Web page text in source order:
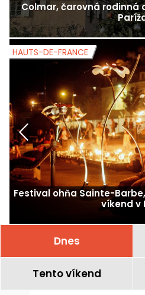
Colmar, čarovná rodinná
Festival ohňa Sainte-
víkend v
HAUTS-DE-FRANCE
Dnes
Tento víkend